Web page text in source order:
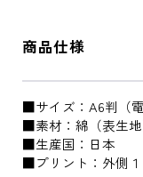
商品仕様
■サイズ：A6判（電
■素材：綿（表生地
■生産国：日本
■プリント：外側